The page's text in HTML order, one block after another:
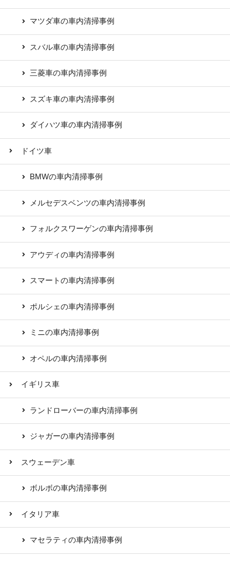
マツダ車の車内清掃事例
スバル車の車内清掃事例
三菱車の車内清掃事例
スズキ車の車内清掃事例
ダイハツ車の車内清掃事例
ドイツ車
BMWの車内清掃事例
メルセデスベンツの車内清掃事例
フォルクスワーゲンの車内清掃事例
アウディの車内清掃事例
スマートの車内清掃事例
ポルシェの車内清掃事例
ミニの車内清掃事例
オペルの車内清掃事例
イギリス車
ランドローバーの車内清掃事例
ジャガーの車内清掃事例
スウェーデン車
ボルボの車内清掃事例
イタリア車
マセラティの車内清掃事例